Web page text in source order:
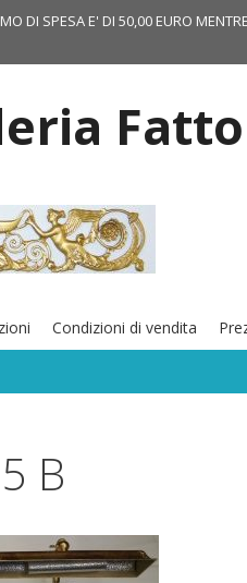
DI SPESA E' DI 50,00 EURO
Condizioni di vendita
B